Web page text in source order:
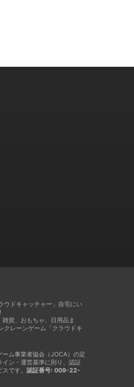
ウドキャッチャー」自宅にい
貨、おもちゃ、日用品ま
クレーンゲーム「クラウドキ
ーム事業者協会（JOCA）の定
ン・運営基準に則り、認証
です。 認証番号: 009-22-